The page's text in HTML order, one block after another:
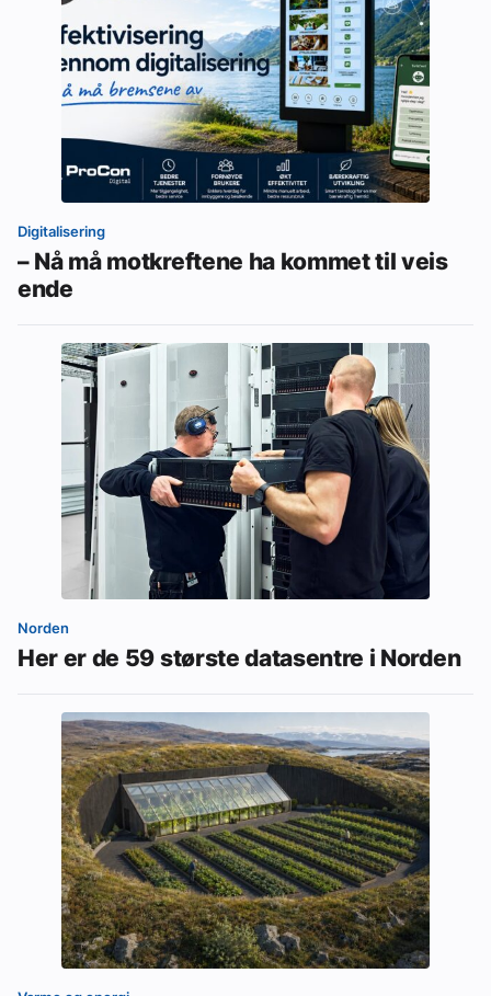
Digitalisering
– Nå må motkreftene ha kommet til veis
ende
Norden
Her er de 59 største datasentre i Norden